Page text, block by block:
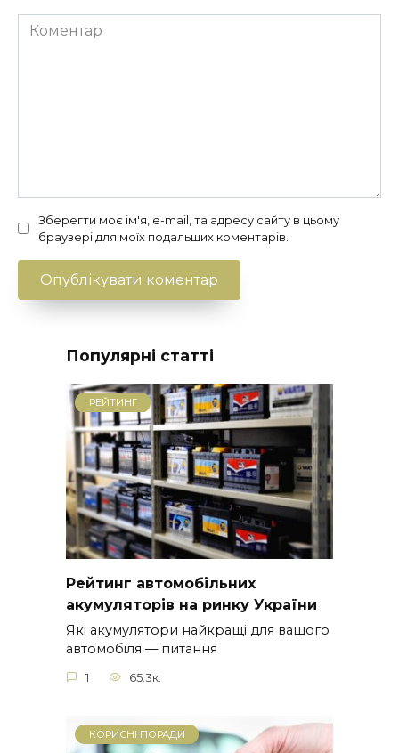
Коментар
Зберегти моє ім'я, e-mail, та адресу сайту в цьому
браузері для моїх подальших коментарів.
Популярні статті
РЕЙТИНГ
Рейтинг автомобільних
акумуляторів на ринку України
Які акумулятори найкращі для вашого
автомобіля — питання
1 65.3к.
КОРИСНІ ПОРАДИ